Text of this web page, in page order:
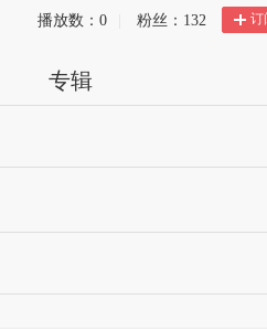
播放数： 0 粉丝： 132 订
专辑